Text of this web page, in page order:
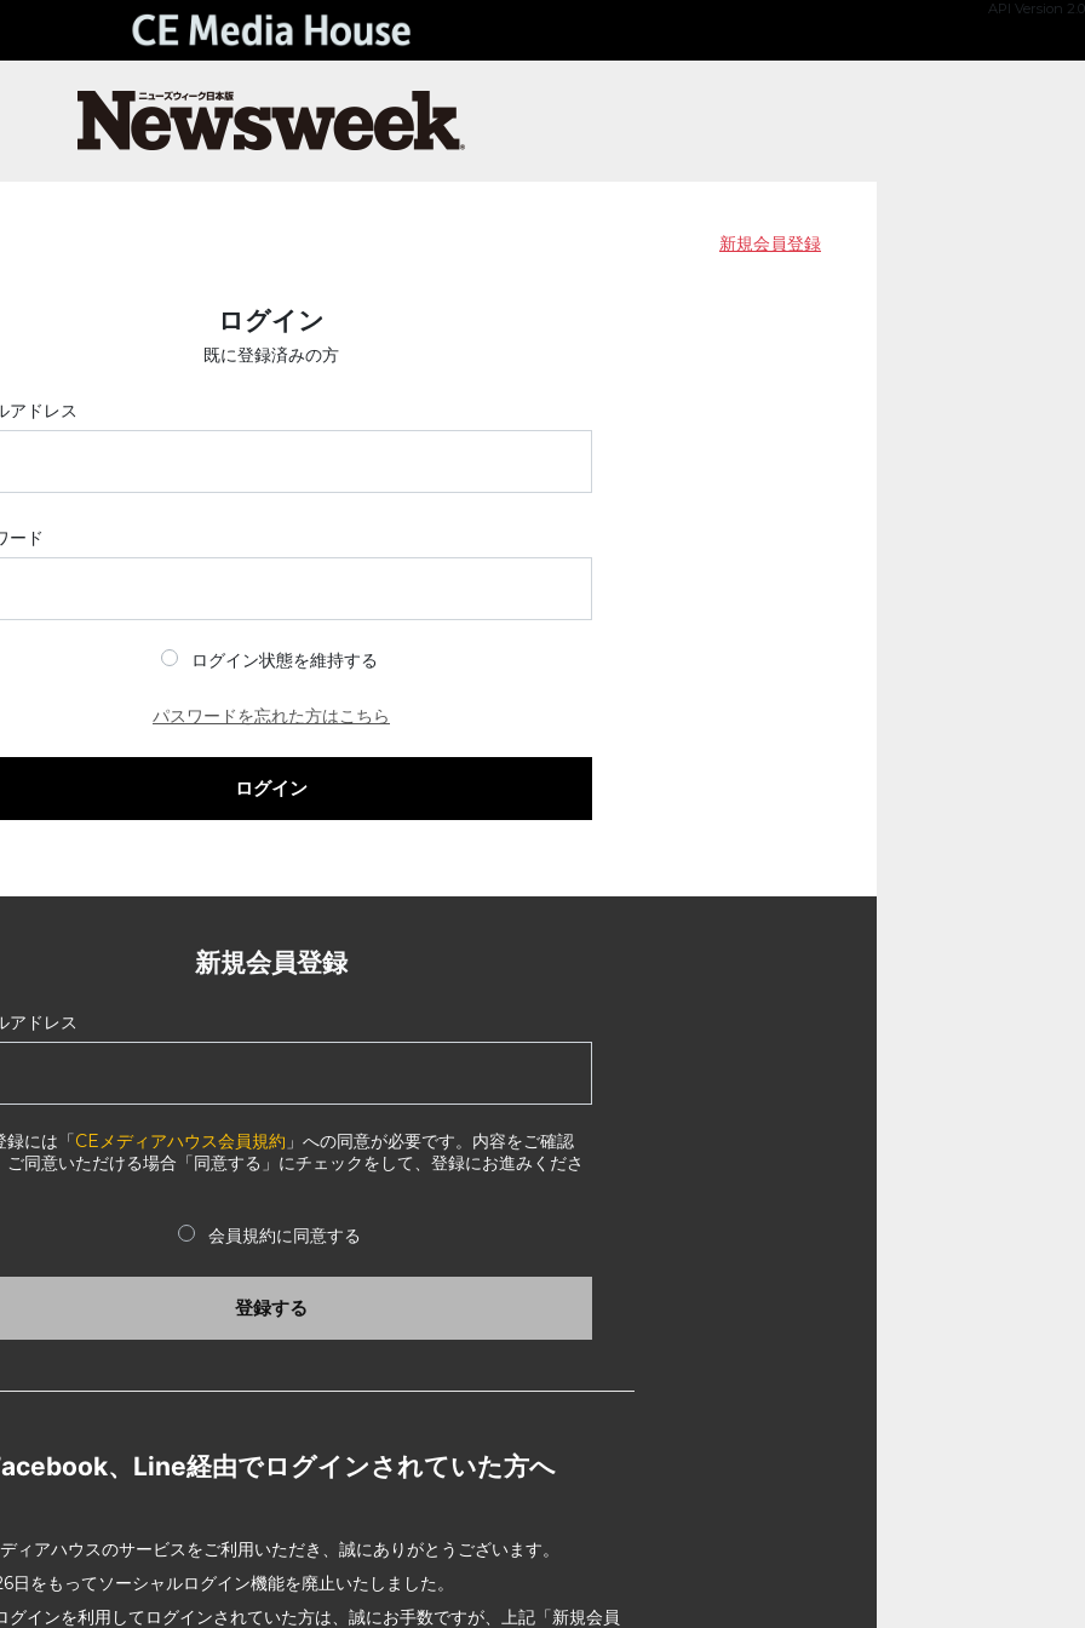
API Version 2.0
新規会員登録
ログイン
既に登録済みの方
アドレス
ード
ログイン状態を維持する
パスワードを忘れた方はこちら
ログイン
新規会員登録
アドレス
録には「CEメディアハウス会員規約 」への同意が必要です。内容をご確認
ご同意いただける場合「同意する」にチェックをして、登録にお進みくださ
会員規約に同意する
登録する
、Line経由でログインされていた方へ
ィアハウスのサービスをご利用いただき、誠にありがとうございます。
日をもってソーシャルログイン機能を廃止いたしました。
グインを利用してログインされていた方は、誠にお手数ですが、上記「新規会員